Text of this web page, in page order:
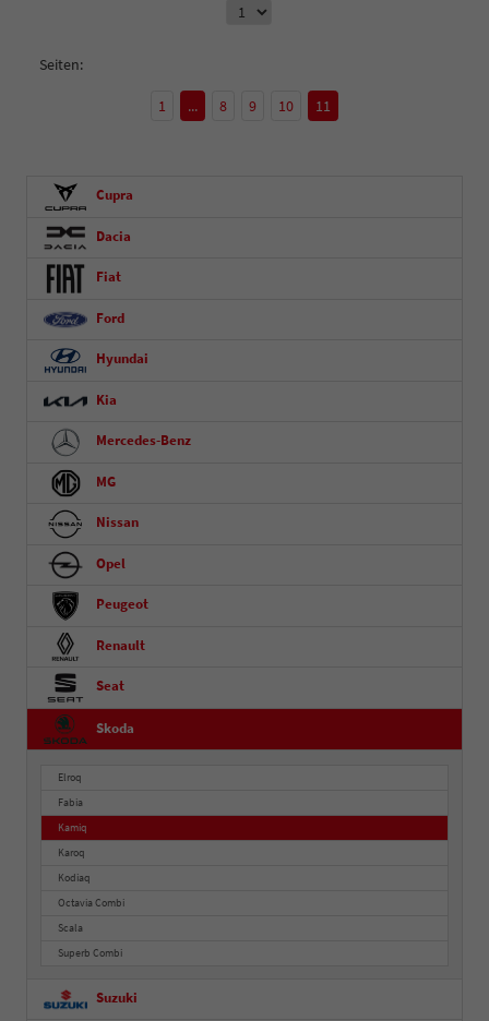
Seiten:
1 ... 8 9 10 11
Cupra
Dacia
Fiat
Ford
Hyundai
Kia
Mercedes-Benz
MG
Nissan
Opel
Peugeot
Renault
Seat
Skoda
Elroq
Fabia
Kamiq
Karoq
Kodiaq
Octavia Combi
Scala
Superb Combi
Suzuki